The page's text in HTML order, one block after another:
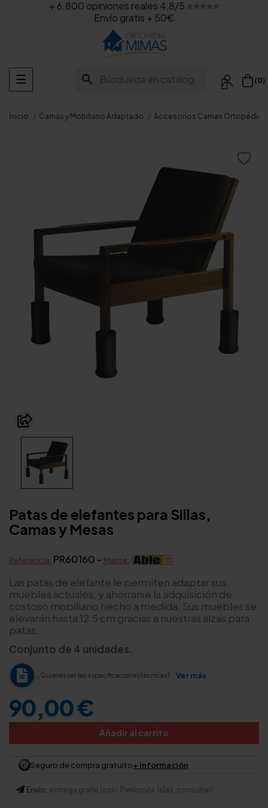
+ 6.800 opiniones reales 4,8/5 ⭐⭐⭐⭐⭐
Envío gratis + 50€
search  (0)
Navegación
de
☰
Inicio Camas y Mobiliario Adaptado Accesorios Camas

Patas de elefantes para Sillas,
Camas y Mesas
Referencia: PR60160 - Marca:
Las patas de elefante le permiten adaptar sus
muebles actuales, y ahorrarse la adquisición de
costoso mobiliario hecho a medida. Sus muebles se
elevarán hasta 12.5 cm gracias a nuestras alzas para
patas.
Conjunto de 4 unidades.
¿Quieres ver las especificaciones técnicas? Ver más
90,00 €
Añadir al carrito
Seguro de compra gratuito+ información
Envío: entrega gratis (solo Península. Islas, consultar)